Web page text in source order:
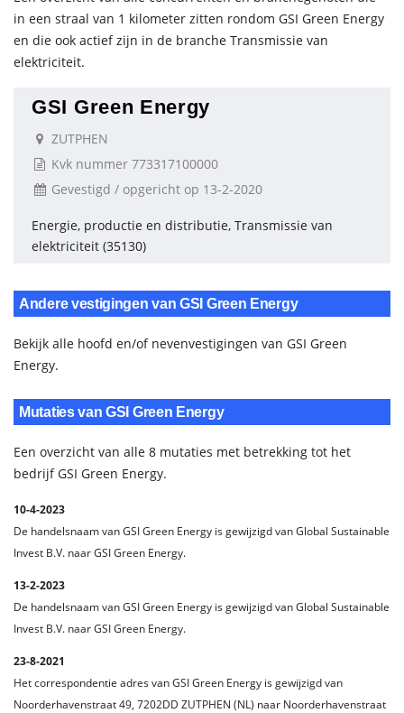
in een straal van 1 kilometer zitten rondom GSI Green Energy
en die ook actief zijn in de branche Transmissie van
elektriciteit.
GSI Green Energy
ZUTPHEN
Kvk nummer 773317100000
Gevestigd / opgericht op 13-2-2020
Energie, productie en distributie, Transmissie van
elektriciteit (35130)
Andere vestigingen van GSI Green Energy
Bekijk alle hoofd en/of nevenvestigingen van GSI Green
Energy.
Mutaties van GSI Green Energy
Een overzicht van alle 8 mutaties met betrekking tot het
bedrijf GSI Green Energy.
10-4-2023
De handelsnaam van GSI Green Energy is gewijzigd van Global Sustainable
Invest B.V. naar GSI Green Energy.
13-2-2023
De handelsnaam van GSI Green Energy is gewijzigd van Global Sustainable
Invest B.V. naar GSI Green Energy.
23-8-2021
Het correspondentie adres van GSI Green Energy is gewijzigd van
Noorderhavenstraat 49, 7202DD ZUTPHEN (NL) naar Noorderhavenstraat